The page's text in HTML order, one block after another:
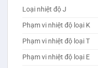
Loại nhiệt độ J
Phạm vi nhiệt độ loại K
Phạm vi nhiệt độ loại T
Phạm vi nhiệt độ loại E